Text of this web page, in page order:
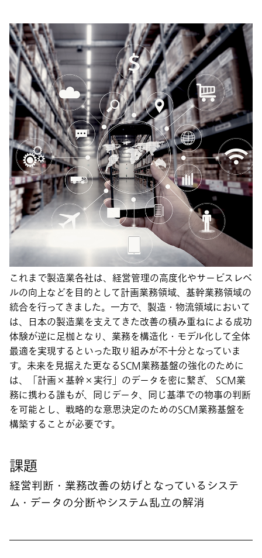
これまで製造業各社は、経営管理の高度化やサービスレベ
ルの向上などを目的として計画業務領域、基幹業務領域の
統合を行ってきました。一方で、製造・物流領域において
は、日本の製造業を支えてきた改善の積み重ねによる成功
体験が逆に足枷となり、業務を構造化・モデル化して全体
最適を実現するといった取り組みが不十分となっていま
す。未来を見据えた更なるSCM業務基盤の強化のために
は、「計画×基幹×実行」のデータを密に繋ぎ、 SCM業
務に携わる誰もが、同じデータ、同じ基準での物事の判断
を可能とし、戦略的な意思決定のためのSCM業務基盤を
構築することが必要です。
課題
経営判断・業務改善の妨げとなっているシステ
ム・データの分断やシステム乱立の解消